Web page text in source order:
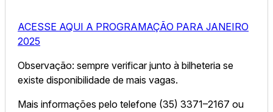
ACESSE AQUI A PROGRAMAÇÃO PARA JANEIRO
2025
Observação: sempre verificar junto à bilheteria se
existe disponibilidade de mais vagas.
Mais informações pelo telefone (35) 3371–2167 ou